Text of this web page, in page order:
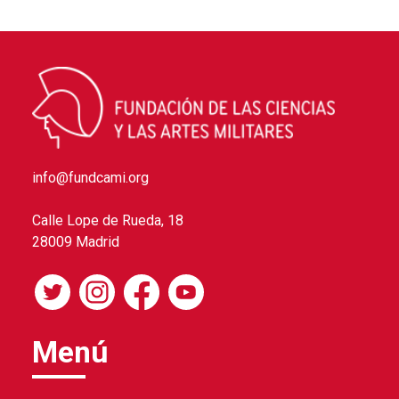
info@fundcami.org
Calle Lope de Rueda, 18
28009 Madrid
Menú